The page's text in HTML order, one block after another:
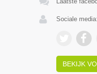
Sociale media:
BEKIJK